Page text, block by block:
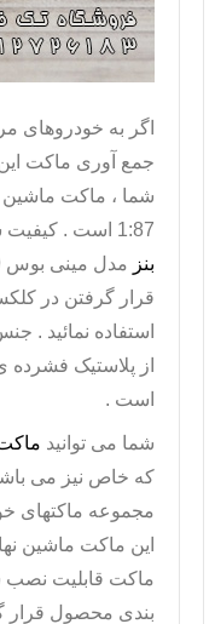
اگر به خودروهای
جمع آوری ماکت این
شما ، ماکت
1:87 است . کیفیت ساخت و جزییات
بنز مدل مینی بوس
قرار گرفتن در
استفاده نمائید .
از پلاستیک فشرده
است .
شما می توانید
که خاص نیز می باشد
مجموعه ماکتهای
این ماکت ماشین
ماکت قابلیت نصب
بندی محصول قرار